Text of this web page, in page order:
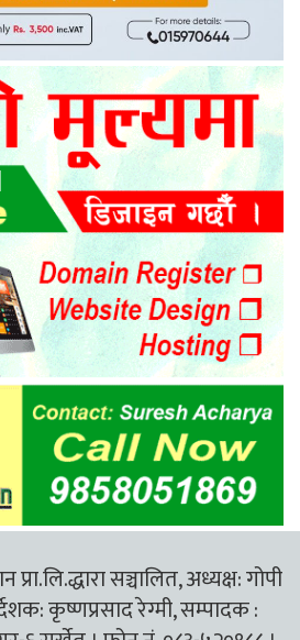
सञ्चालित, अध्यक्ष: गोपी
कृष्णप्रसाद रेग्मी, सम्पादक :